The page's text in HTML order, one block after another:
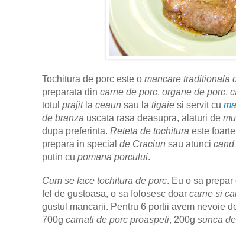
Tochitura de porc este o mancare traditionala
preparata din carne de porc, organe de porc,
totul prajitla ceaun sau la tigaie si servit cu
de branza uscata rasa deasupra, alaturi de
dupa preferinta. Reteta de tochitura este
prepara in special de Craciun sau atunci cand
putin cu pomana porcului.
Cum se face tochitura de porc. Eu o sa prepar
fel de gustoasa, o sa folosesc doar carne si
gustul mancarii. Pentru 6 portii avem nevoie
700g carnati de porc proaspeti, 200g sunca